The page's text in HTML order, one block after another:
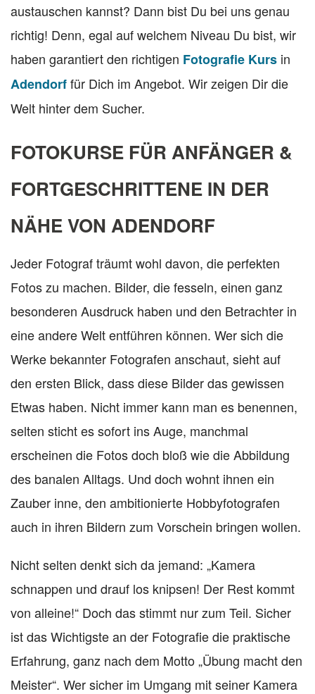
austauschen kannst? Dann bist Du bei uns genau
richtig! Denn, egal auf welchem Niveau Du bist, wir
haben garantiert den richtigen Fotografie Kurs in
Adendorffür Dich im Angebot. Wir zeigen Dir die
Welt hinter dem Sucher.
FOTOKURSE FÜR ANFÄNGER &
FORTGESCHRITTENE IN DER
NÄHE VON ADENDORF
Jeder Fotograf träumt wohl davon, die perfekten
Fotos zu machen. Bilder, die fesseln, einen ganz
besonderen Ausdruck haben und den Betrachter in
eine andere Welt entführen können. Wer sich die
Werke bekannter Fotografen anschaut, sieht auf
den ersten Blick, dass diese Bilder das gewissen
Etwas haben. Nicht immer kann man es benennen,
selten sticht es sofort ins Auge, manchmal
erscheinen die Fotos doch bloß wie die Abbildung
des banalen Alltags. Und doch wohnt ihnen ein
Zauber inne, den ambitionierte Hobbyfotografen
auch in ihren Bildern zum Vorschein bringen wollen.
Nicht selten denkt sich da jemand: „Kamera
schnappen und drauf los knipsen! Der Rest kommt
von alleine!“ Doch das stimmt nur zum Teil. Sicher
ist das Wichtigste an der Fotografie die praktische
Erfahrung, ganz nach dem Motto „Übung macht den
Meister“. Wer sicher im Umgang mit seiner Kamera